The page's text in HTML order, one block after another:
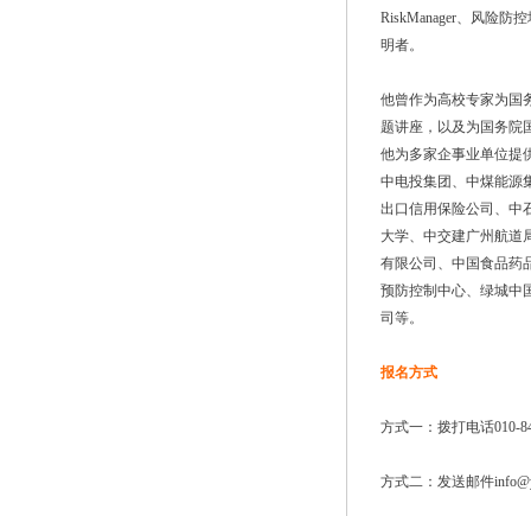
RiskManager、风险防
明者。
他曾作为高校专家为国
题讲座，以及为国务院
他为多家企事业单位提
中电投集团、中煤能源
出口信用保险公司、中
大学、中交建广州航道
有限公司、中国食品药
预防控制中心、绿城中
司等。
报名方式
方式一：拨打电话010-
方式二：发送邮件